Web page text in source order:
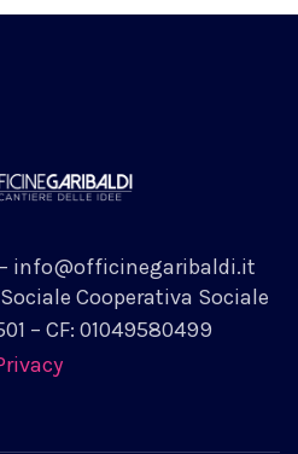
info@officinegaribaldi.it
Cooperativa Sociale
– CF: 01049580499